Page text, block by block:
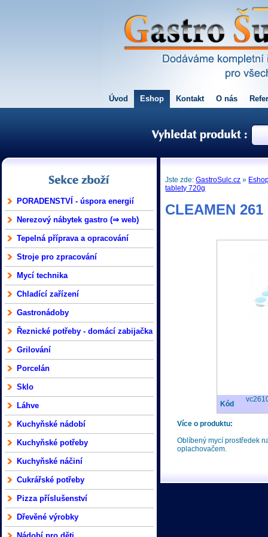
Úvod Eshop Kontakt O nás
PORADENSTVÍ - úspora energií
Nerezový nábytek gastro (⇒ web)
Tepelná příprava a opracování
Stroje pro zpracování
Mycí technika
Chladící zařízení
Gastronádoby
Řeznické potřeby - domácí zabijačka
Grilování
Porcelán
Sklo
Láhve
Kuchyňské nádobí
Kuchyňské potřeby
Kuchyňské náčiní
Cukrářské potřeby
Pizza příslušenství
Dřevěné výrobky
Jste zde:GastroSulc.cz »
tablety 720g
CLEAMEN
Kód
Více o produktu:
Oblíbený mycí prostředek
oplachovačem.